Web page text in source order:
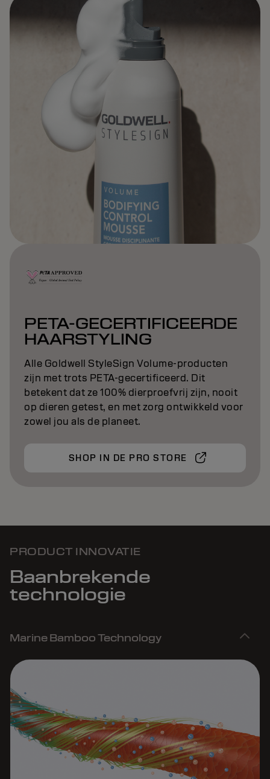
PETA-GECERTIFICEERDE
HAARSTYLING
Alle Goldwell StyleSign Volume-producten
zijn met trots PETA-gecertificeerd. Dit
betekent dat ze 100% dierproefvrij zijn, nooit
op dieren getest, en met zorg ontwikkeld voor
zowel jou als de planeet.
SHOP IN DE PRO STORE
PRODUCT INNOVATIE
Baanbrekende
technologie
Marine Bamboo Technology